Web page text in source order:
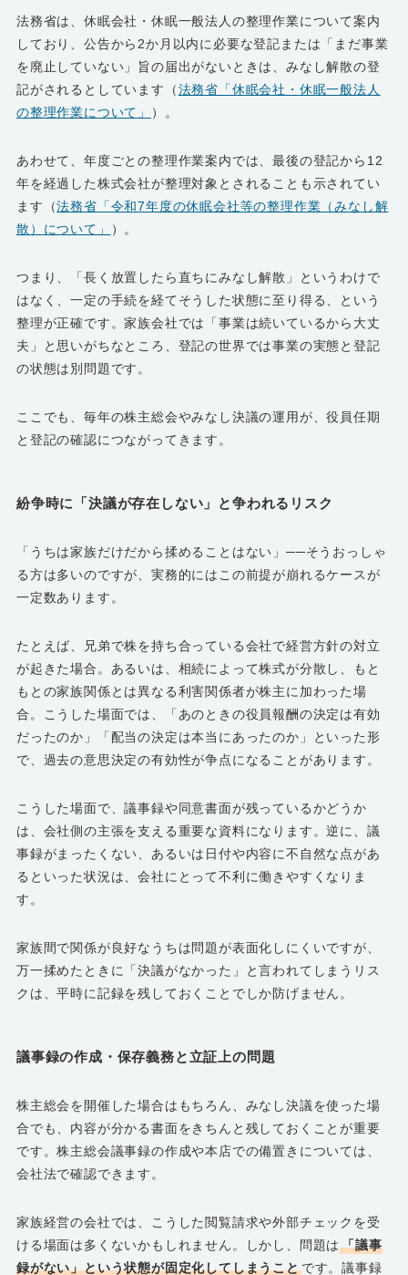
法務省は、休眠会社・休眠一般法人の整理作業について案内
しており、公告から2か月以内に必要な登記または「まだ事業
を廃止していない」旨の届出がないときは、みなし解散の登
記がされるとしています（法務省「休眠会社・休眠一般法人
の整理作業について」
）。
あわせて、年度ごとの整理作業案内では、最後の登記から12
年を経過した株式会社が整理対象とされることも示されてい
ます（法務省「令和7年度の休眠会社等の整理作業（みなし解
散）について」
）。
つまり、「長く放置したら直ちにみなし解散」というわけで
はなく、一定の手続を経てそうした状態に至り得る、という
整理が正確です。家族会社では「事業は続いているから大丈
夫」と思いがちなところ、登記の世界では事業の実態と登記
の状態は別問題です。
ここでも、毎年の株主総会やみなし決議の運用が、役員任期
と登記の確認につながってきます。
紛争時に「決議が存在しない」と争われるリスク
「うちは家族だけだから揉めることはない」──そうおっしゃ
る方は多いのですが、実務的にはこの前提が崩れるケースが
一定数あります。
たとえば、兄弟で株を持ち合っている会社で経営方針の対立
が起きた場合。あるいは、相続によって株式が分散し、もと
もとの家族関係とは異なる利害関係者が株主に加わった場
合。こうした場面では、「あのときの役員報酬の決定は有効
だったのか」「配当の決定は本当にあったのか」といった形
で、過去の意思決定の有効性が争点になることがあります。
こうした場面で、議事録や同意書面が残っているかどうか
は、会社側の主張を支える重要な資料になります。逆に、議
事録がまったくない、あるいは日付や内容に不自然な点があ
るといった状況は、会社にとって不利に働きやすくなりま
す。
家族間で関係が良好なうちは問題が表面化しにくいですが、
万一揉めたときに「決議がなかった」と言われてしまうリス
クは、平時に記録を残しておくことでしか防げません。
議事録の作成・保存義務と立証上の問題
株主総会を開催した場合はもちろん、みなし決議を使った場
合でも、内容が分かる書面をきちんと残しておくことが重要
です。株主総会議事録の作成や本店での備置きについては、
会社法で確認できます。
家族経営の会社では、こうした閲覧請求や外部チェックを受
ける場面は多くないかもしれません。しかし、問題は「議事
録がない」という状態が固定化してしまうことです。議事録